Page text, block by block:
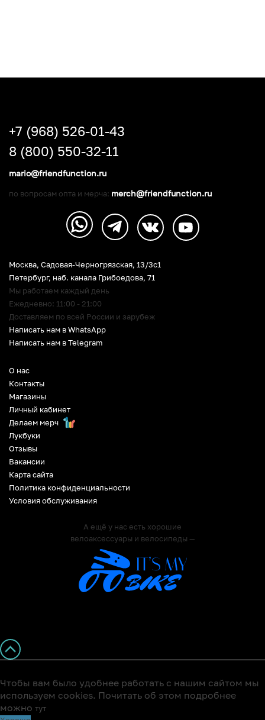
О нас
Контакты
Магазины
Личный кабинет
Делаем мерч
Лукбуки
Отзывы
Вакансии
Карта сайта
Политика конфиденциальности
Условия обслуживания
А ещё у нас есть хорошие
велоаксессуары и велосипеды —
Москва, Садовая-Черногрязская, 13/3c1
Петербург, наб. канала Грибоедова, 71
Мы работаем каждый день
Ежедневно: 11:00 - 21:00
Доставляем по всей России и зарубеж
Написать нам в WhatsApp
Написать нам в Telegram
+7 (968) 526-01-43
8 (800) 550-32-11
mario@friendfunction.ru
по вопросам опта и мерча: merch@friendfunction.ru
Чтобы вам было удобнее работать с нашим сайтом мы
используем cookies. Почитать об этом подробнее
можно тут